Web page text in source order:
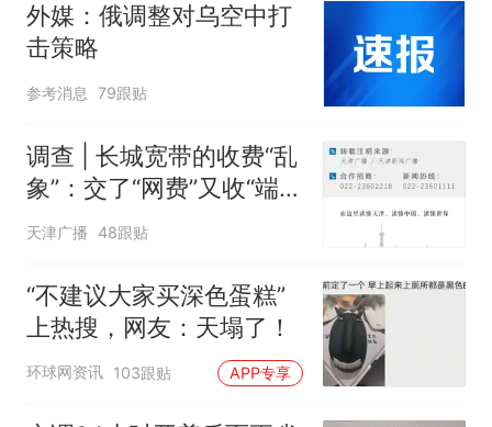
外媒：俄调整对乌空中打
击策略
参考消息 79跟贴
调查 | 长城宽带的收费“乱
象”：交了“网费”又收“端口
费”，退费没着落，使用期
天津广播 48跟贴
“不建议大家买深色蛋糕”
上热搜，网友：天塌了！
环球网资讯 103跟贴 APP专享